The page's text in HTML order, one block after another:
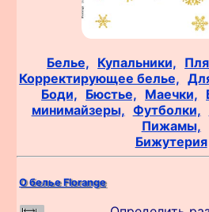
Белье, Купальники,
Корректирующее белье,
Боди, Бюстье, Маечки,
минимайзеры, Футболки,
Пижамы,
Бижутерия
О белье Florange